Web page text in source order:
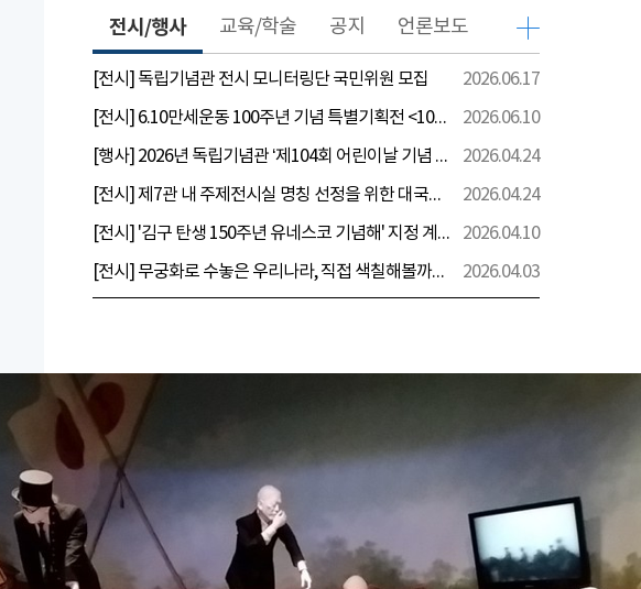
전시/행사
[전시] 독립기념관 전시 모니터링단 국민위원 모집
2026.06.17
[전시] 6.10만세운동 100주년 기념 특별기획전 <100년 전 그날을 보다: 6.10만세운동>
2026.06.10
[행사] 2026년 독립기념관 ‘제104회 어린이날 기념 행사’ 안내
2026.04.24
[전시] 제7관 내 주제전시실 명칭 선정을 위한 대국민 의견 수렴 실시
2026.04.24
[전시] '김구 탄생 150주년 유네스코 기념해' 지정 계기 AI영상 국민공모 개최 안내
2026.04.10
[전시] 무궁화로 수놓은 우리나라, 직접 색칠해볼까요?
2026.04.03
교육/학술 공지 언론보도